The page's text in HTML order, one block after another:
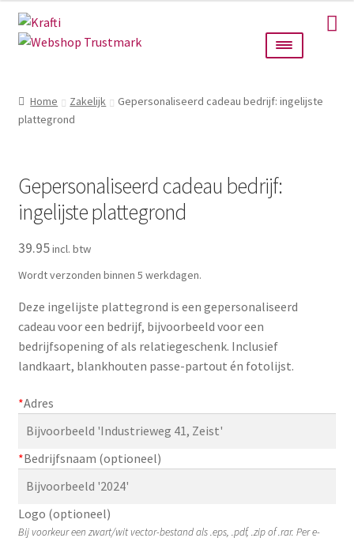
Ga
door
Ga
naar
Taarttoppers
Wanddecoratie
Verlichting
Alle producten
Zakelijk
Maatwerk
Contact
Zoeken
naar:
Home Zakelijk
Gepersonaliseerd cadeau bedrijf: ingelijste
plattegrond
Gepersonaliseerd cadeau bedrijf:
ingelijste plattegrond
39.95
Wordt verzonden binnen 5 werkdagen.
Deze ingelijste plattegrond is een gepersonaliseerd
cadeau voor een bedrijf, bijvoorbeeld voor een
bedrijfsopening of als relatiegeschenk. Inclusief
landkaart, blankhouten passe-partout én fotolijst.
*Adres
*Bedrijfsnaam (optioneel)
Logo (optioneel)
Bij voorkeur een zwart/wit vector-bestand als .eps, .pdf, .zip of .rar. Per e-